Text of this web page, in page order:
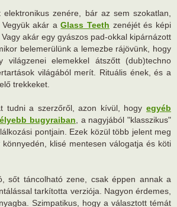
zenére, bár az sem szokatlan,
Vegyük akár aGlass Teeth zenéjét és képi
. Vagy akár egy gyászos pad-okkal kipárnázott
belemerülünk a lemezbe rájövünk, hogy
elemekkel átszőtt (dub)techno
világából merít. Rituális ének, és a
trekkeket.
tudni a szerzőről, azon kívül, hogyegyéb
bugyraiban , a nagyjából "klasszikus"
pontjain. Ezek közül több jelent meg
klisé mentesen válogatja és köti
sőt táncolható zene, csak éppen annak a
tarkította verziója. Nagyon érdemes,
Szimpatikus, hogy a választott témát